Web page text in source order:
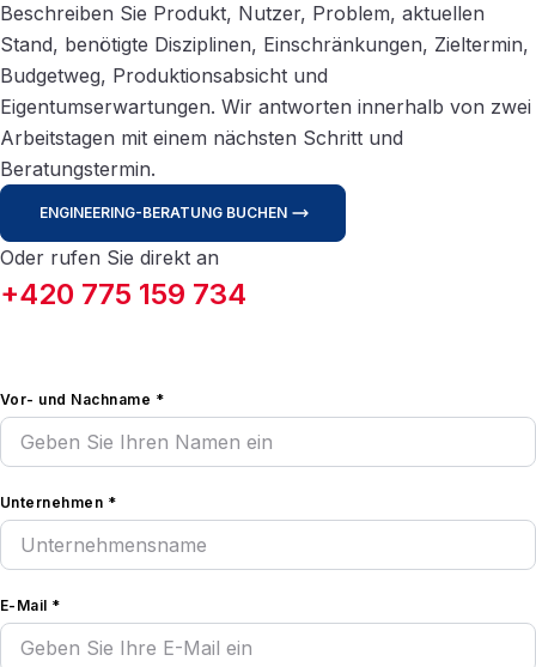
Beschreiben Sie Produkt, Nutzer, Problem, aktuellen
Stand, benötigte Disziplinen, Einschränkungen, Zieltermin,
Budgetweg, Produktionsabsicht und
Eigentumserwartungen. Wir antworten innerhalb von zwei
Arbeitstagen mit einem nächsten Schritt und
Beratungstermin.
ENGINEERING-BERATUNG BUCHEN
Oder rufen Sie direkt an
+420 775 159 734
Vor- und Nachname *
Unternehmen *
E-Mail *